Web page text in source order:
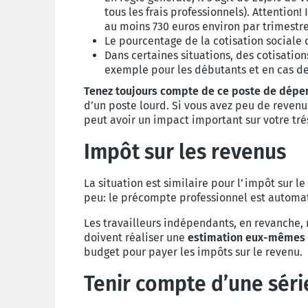
tous les frais professionnels).
au moins 730 euros environ par
Le pourcentage de la cotisation sociale
Dans certaines situations, des
exemple pour les débutants et en cas
Tenez toujours compte de ce poste de
d’un poste lourd. Si vous avez peu de
peut avoir un impact important sur votre
Impôt sur les revenus
La situation est similaire pour l’impôt sur le
peu: le précompte professionnel est
Les travailleurs indépendants, en
doivent réaliser une estimation eux-mêmes
budget pour payer les impôts sur le revenu.
Tenir compte d’une